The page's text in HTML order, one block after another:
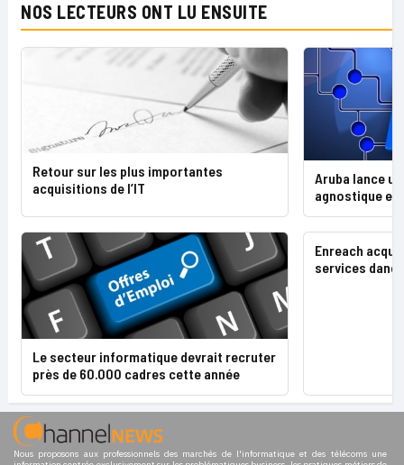
NOS LECTEURS ONT LU ENSUITE
Retour sur les plus importantes
acquisitions de l’IT
Aruba lance
agnostique en
Le secteur informatique devrait recruter
près de 60.000 cadres cette année
Enreach
services
Nous proposons aux professionnels des marchés de l'informatique et des télécoms une